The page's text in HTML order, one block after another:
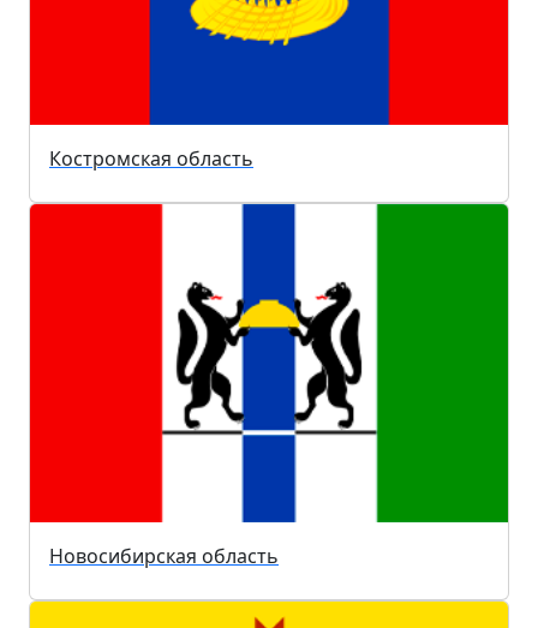
Костромская область
Новосибирская область